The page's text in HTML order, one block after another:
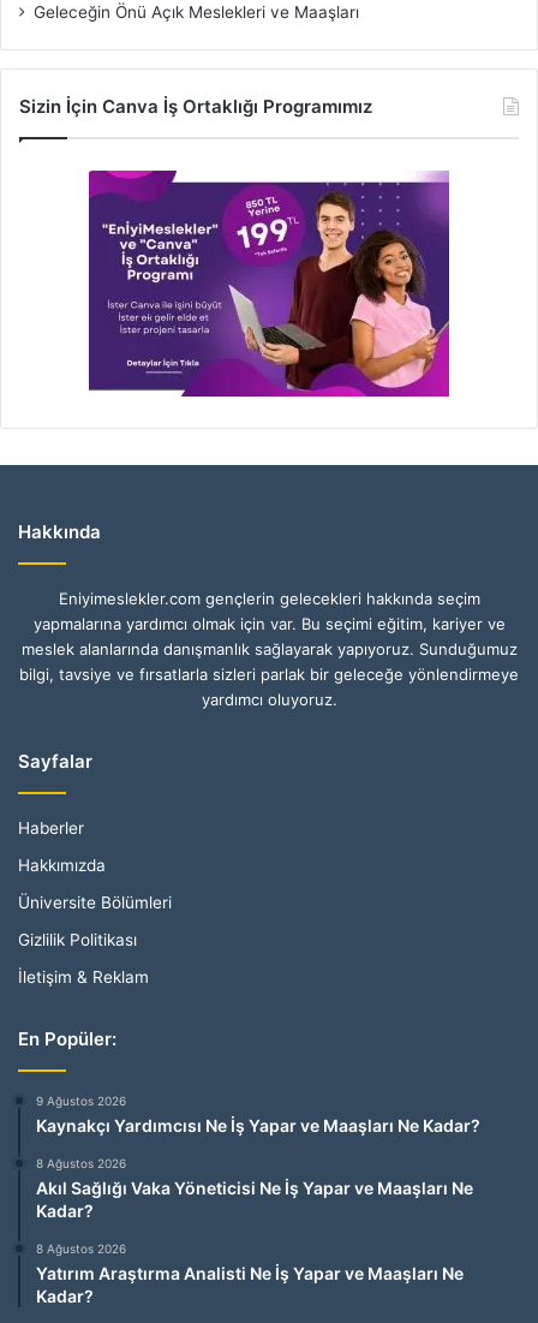
Geleceğin Önü Açık Meslekleri ve Maaşları
Sizin İçin Canva İş Ortaklığı Programımız
Hakkında
Eniyimeslekler.com gençlerin gelecekleri hakkında seçim
yapmalarına yardımcı olmak için var. Bu seçimi eğitim, kariyer ve
meslek alanlarında danışmanlık sağlayarak yapıyoruz. Sunduğumuz
bilgi, tavsiye ve fırsatlarla sizleri parlak bir geleceğe yönlendirmeye
yardımcı oluyoruz.
Sayfalar
Haberler
Hakkımızda
Üniversite Bölümleri
Gizlilik Politikası
İletişim & Reklam
En Popüler:
9 Ağustos 2026
Kaynakçı Yardımcısı Ne İş Yapar ve Maaşları Ne Kadar?
8 Ağustos 2026
Akıl Sağlığı Vaka Yöneticisi Ne İş Yapar ve Maaşları Ne
Kadar?
8 Ağustos 2026
Yatırım Araştırma Analisti Ne İş Yapar ve Maaşları Ne
Kadar?